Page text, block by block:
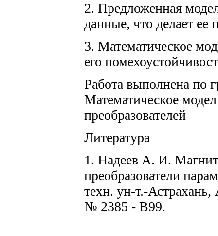
2. Предложенная
данные, что делает
3. Математическое
его
Работа выполнена по
Математическое
преобразователей
Литература
1. Надеев А. И.
преобразователи
техн. ун-т.-
№ 2385 - В99.